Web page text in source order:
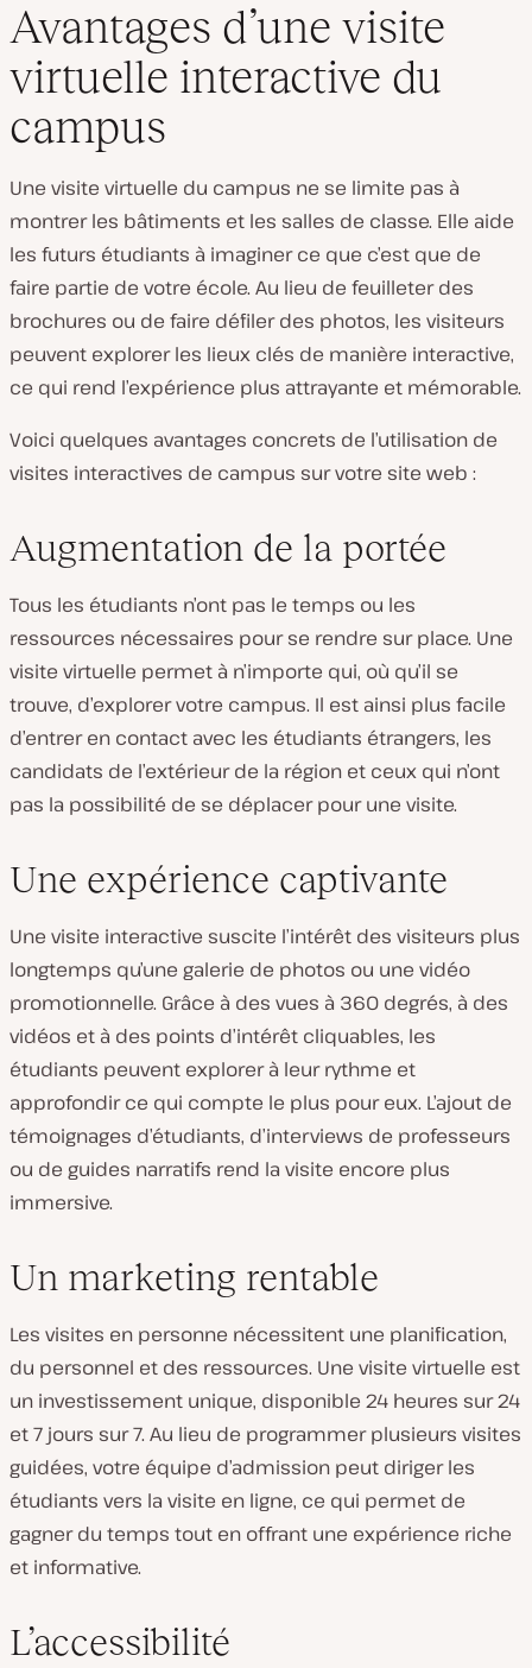
Avantages d’une visite
virtuelle interactive du
campus
Une visite virtuelle du campus ne se limite pas à
montrer les bâtiments et les salles de classe. Elle aide
les futurs étudiants à imaginer ce que c’est que de
faire partie de votre école. Au lieu de feuilleter des
brochures ou de faire défiler des photos, les visiteurs
peuvent explorer les lieux clés de manière interactive,
ce qui rend l’expérience plus attrayante et mémorable.
Voici quelques avantages concrets de l’utilisation de
visites interactives de campus sur votre site web :
Augmentation de la portée
Tous les étudiants n’ont pas le temps ou les
ressources nécessaires pour se rendre sur place. Une
visite virtuelle permet à n’importe qui, où qu’il se
trouve, d’explorer votre campus. Il est ainsi plus facile
d’entrer en contact avec les étudiants étrangers, les
candidats de l’extérieur de la région et ceux qui n’ont
pas la possibilité de se déplacer pour une visite.
Une expérience captivante
Une visite interactive suscite l’intérêt des visiteurs plus
longtemps qu’une galerie de photos ou une vidéo
promotionnelle. Grâce à des vues à 360 degrés, à des
vidéos et à des points d’intérêt cliquables, les
étudiants peuvent explorer à leur rythme et
approfondir ce qui compte le plus pour eux. L’ajout de
témoignages d’étudiants, d’interviews de professeurs
ou de guides narratifs rend la visite encore plus
immersive.
Un marketing rentable
Les visites en personne nécessitent une planification,
du personnel et des ressources. Une visite virtuelle est
un investissement unique, disponible 24 heures sur 24
et 7 jours sur 7. Au lieu de programmer plusieurs visites
guidées, votre équipe d’admission peut diriger les
étudiants vers la visite en ligne, ce qui permet de
gagner du temps tout en offrant une expérience riche
et informative.
L’accessibilité